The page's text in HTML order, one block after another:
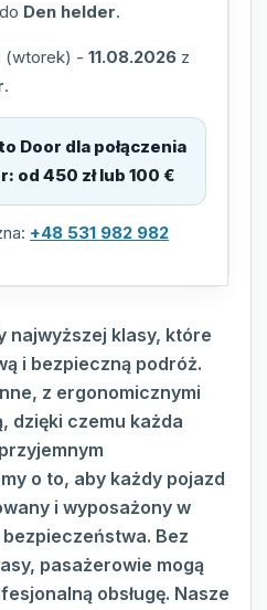
do Den helder.
(wtorek) - 11.08.2026 z
.
Door dla połączenia
: od 450 zł lub 100 €
+48 531 982 982
najwyższej klasy, które
i bezpieczną podróż.
z ergonomicznymi
dzięki czemu każda
o to, aby każdy pojazd
i wyposażony w
Bez
pasażerowie mogą
obsługę. Nasze